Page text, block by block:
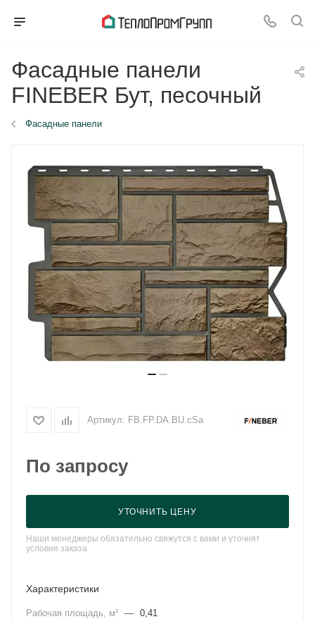
Фасадные панели
FINEBER Бут, песочный
Фасадные панели
Артикул: FB.FP.DA.BU.cSa
По запросу
УТОЧНИТЬ ЦЕНУ
Наши менеджеры обязательно свяжутся с вами и уточнят
условия заказа
Характеристики
Рабочая площадь, м² — 0,41